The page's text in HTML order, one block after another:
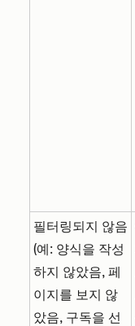
필터링되지 않음
(예: 양식을 작성
하지 않았음, 페
이지를 보지 않
았음, 구독을 선